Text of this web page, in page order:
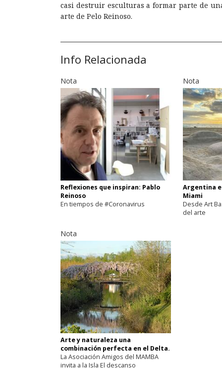
casi destruir esculturas a formar parte de
arte de Pelo Reinoso.
Info Relacionada
Nota
Reflexiones que inspiran: Pablo
Reinoso
En tiempos de #Coronavirus
Nota
Argentina
Miami
Desde Art
del arte
Nota
Arte y naturaleza una
combinación perfecta en el Delta.
La Asociación Amigos del MAMBA
invita a la Isla El descanso